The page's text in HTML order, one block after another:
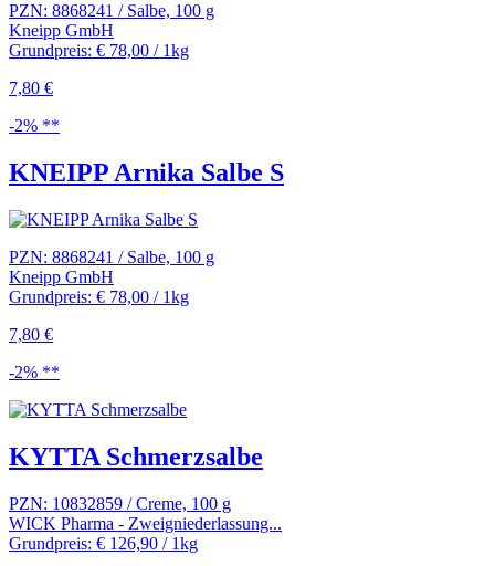
PZN: 8868241 / Salbe, 100 g
Kneipp GmbH
Grundpreis: € 78,00 / 1kg
7,80 €
-2% **
KNEIPP Arnika Salbe S
PZN: 8868241 / Salbe, 100 g
Kneipp GmbH
Grundpreis: € 78,00 / 1kg
7,80 €
-2% **
KYTTA Schmerzsalbe
PZN: 10832859 / Creme, 100 g
WICK Pharma - Zweigniederlassung...
Grundpreis: € 126,90 / 1kg